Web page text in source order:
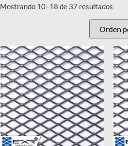
Mostrando 10–18 de 37 resultados